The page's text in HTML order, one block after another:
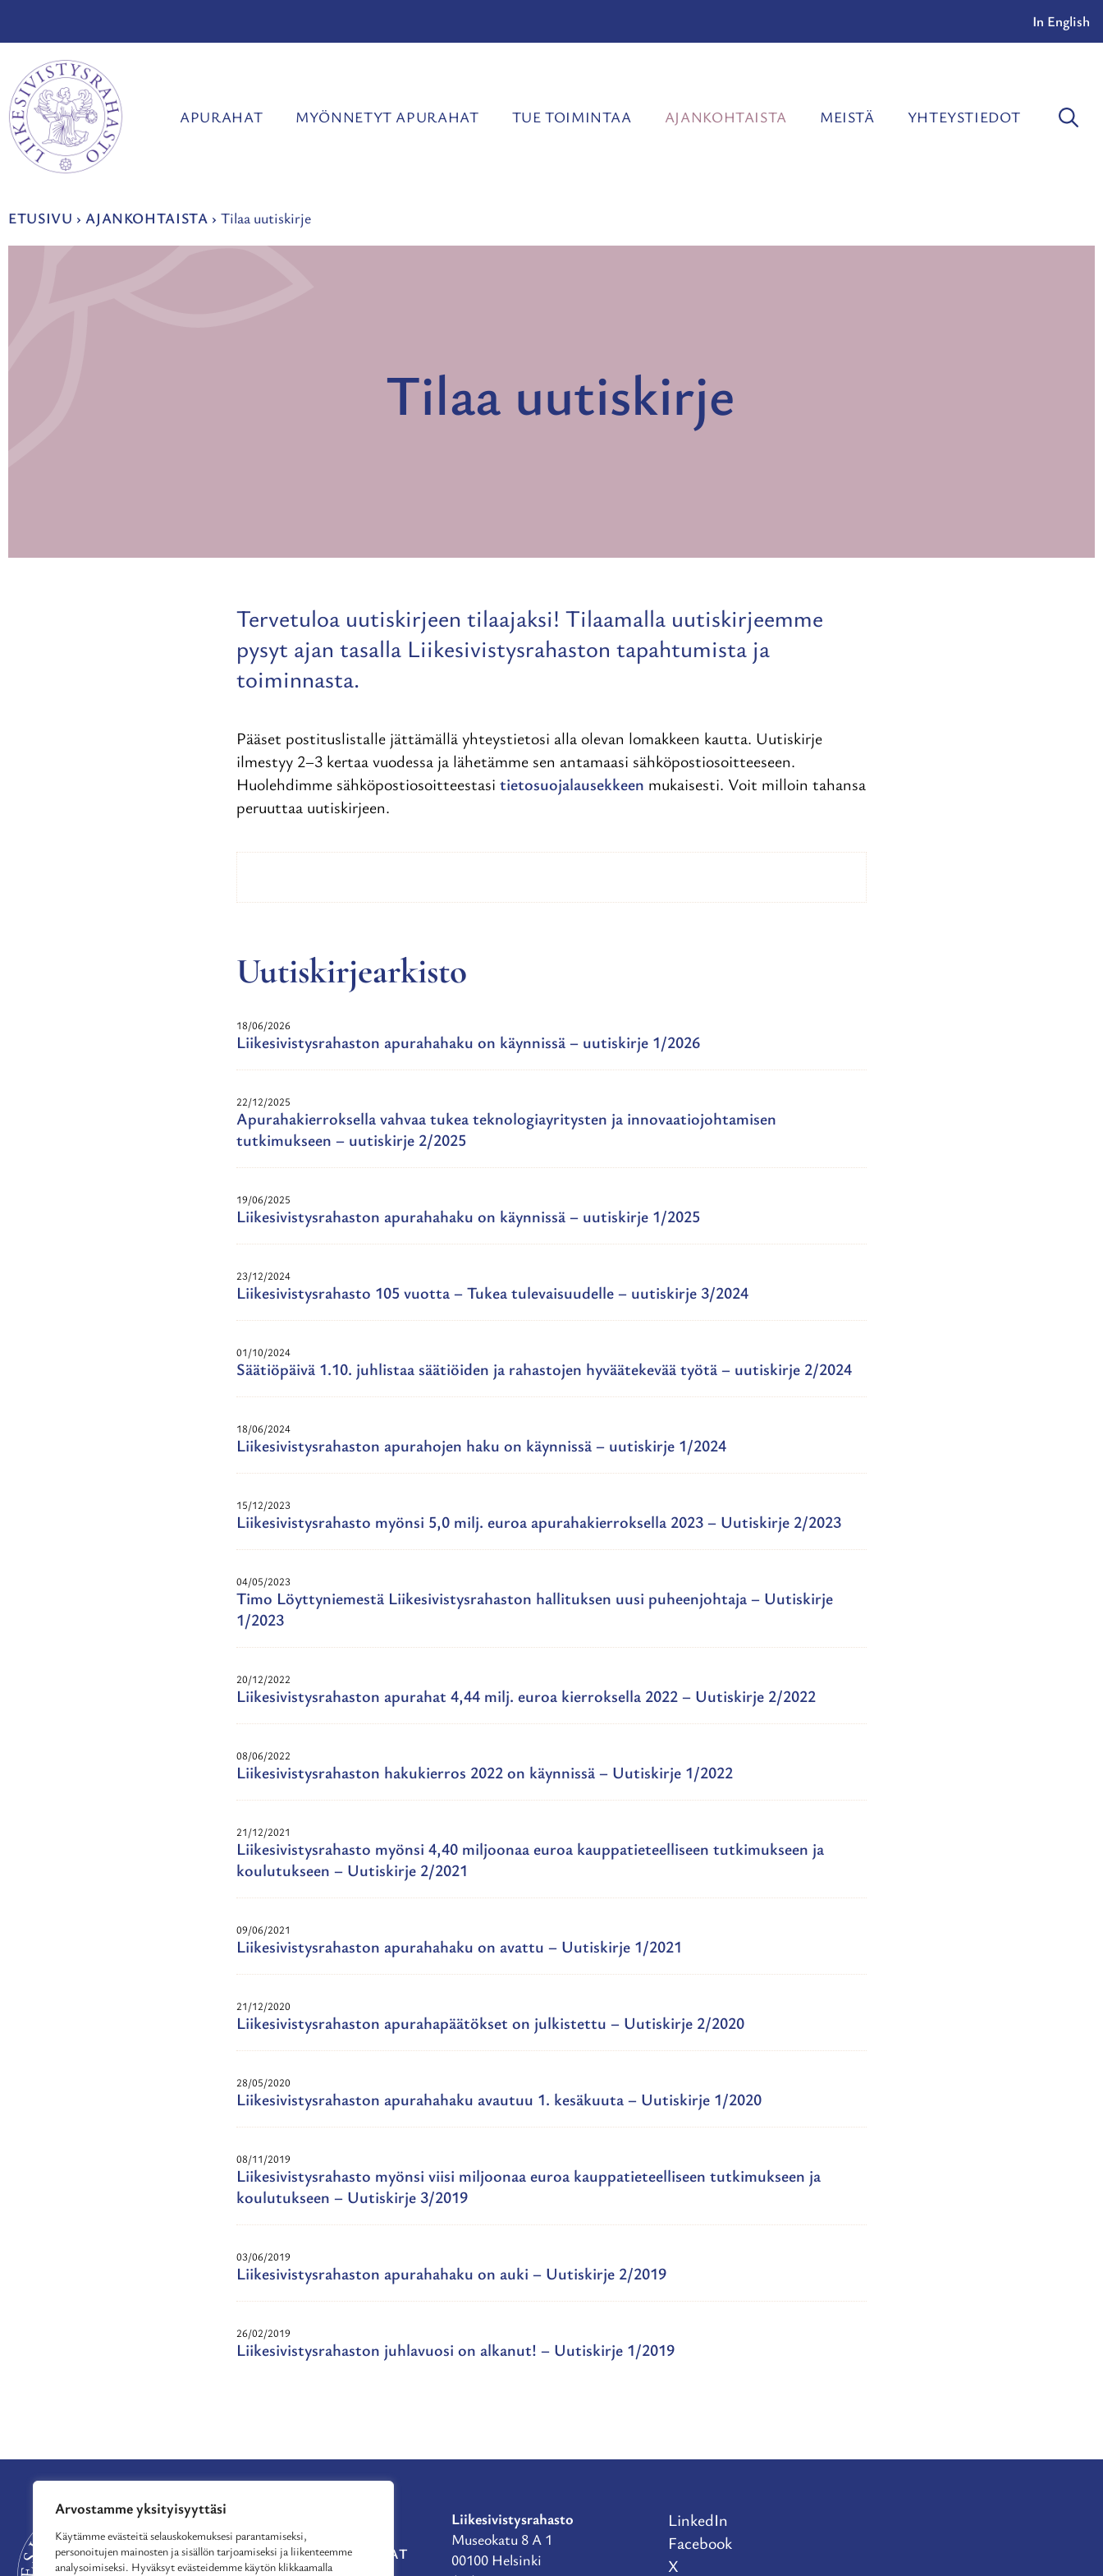
Arvostamme yksityisyyttäsi
Käytämme evästeitä selauskokemuksesi parantamiseksi,
personoitujen mainosten ja sisällön tarjoamiseksi ja liikenteemme
analysoimiseksi. Hyväksyt evästeidemme käytön klikkaamalla
In English
APURAHAT MYÖNNETYT APURAHAT TUE TOIMINTAA AJANKOHTAISTA MEISTÄ YHTEYSTIEDOT
ETUSIVU ›AJANKOHTAISTA ›Tilaa uutiskirje
Tilaa uutiskirje
Tervetuloa uutiskirjeen tilaajaksi! Tilaamalla uutiskirjeemme
pysyt ajan tasalla Liikesivistysrahaston tapahtumista ja
toiminnasta.
Pääset postituslistalle jättämällä yhteystietosi alla olevan lomakkeen kautta. Uutiskirje
ilmestyy 2–3 kertaa vuodessa ja lähetämme sen antamaasi sähköpostiosoitteeseen.
Huolehdimme sähköpostiosoitteestasi tietosuojalausekkeen mukaisesti. Voit milloin tahansa
peruuttaa uutiskirjeen.
Uutiskirjearkisto
18/06/2026
Liikesivistysrahaston apurahahaku on käynnissä – uutiskirje 1/2026
22/12/2025
Apurahakierroksella vahvaa tukea teknologiayritysten ja innovaatiojohtamisen
tutkimukseen – uutiskirje 2/2025
19/06/2025
Liikesivistysrahaston apurahahaku on käynnissä – uutiskirje 1/2025
23/12/2024
Liikesivistysrahasto 105 vuotta – Tukea tulevaisuudelle – uutiskirje 3/2024
01/10/2024
Säätiöpäivä 1.10. juhlistaa säätiöiden ja rahastojen hyväätekevää työtä – uutiskirje 2/2024
18/06/2024
Liikesivistysrahaston apurahojen haku on käynnissä – uutiskirje 1/2024
15/12/2023
Liikesivistysrahasto myönsi 5,0 milj. euroa apurahakierroksella 2023 – Uutiskirje 2/2023
04/05/2023
Timo Löyttyniemestä Liikesivistysrahaston hallituksen uusi puheenjohtaja – Uutiskirje
1/2023
20/12/2022
Liikesivistysrahaston apurahat 4,44 milj. euroa kierroksella 2022 – Uutiskirje 2/2022
08/06/2022
Liikesivistysrahaston hakukierros 2022 on käynnissä – Uutiskirje 1/2022
21/12/2021
Liikesivistysrahasto myönsi 4,40 miljoonaa euroa kauppatieteelliseen tutkimukseen ja
koulutukseen – Uutiskirje 2/2021
09/06/2021
Liikesivistysrahaston apurahahaku on avattu – Uutiskirje 1/2021
21/12/2020
Liikesivistysrahaston apurahapäätökset on julkistettu – Uutiskirje 2/2020
28/05/2020
Liikesivistysrahaston apurahahaku avautuu 1. kesäkuuta – Uutiskirje 1/2020
08/11/2019
Liikesivistysrahasto myönsi viisi miljoonaa euroa kauppatieteelliseen tutkimukseen ja
koulutukseen – Uutiskirje 3/2019
03/06/2019
Liikesivistysrahaston apurahahaku on auki – Uutiskirje 2/2019
26/02/2019
Liikesivistysrahaston juhlavuosi on alkanut! – Uutiskirje 1/2019
TUE TOIMINTAA
MYÖNNETYT APURAHAT
AJANKOHTAISTA
Liikesivistysrahasto
Museokatu 8 A 1
00100 Helsinki
LinkedIn
Facebook
X